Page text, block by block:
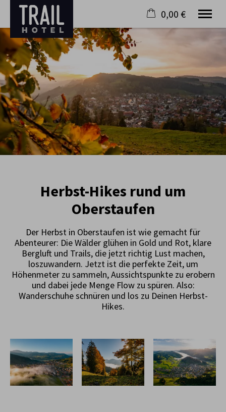
21. bis 28. August
2 Erwachsene
Hotel
Oberstaufen
Kontakt
Gutschein
Blog
0 83 86 / 70 73 010
0,00 €
Warenkorb ist leer
Herbst-Hikes rund um
Oberstaufen
Der Herbst in Oberstaufen ist wie gemacht für
Abenteurer: Die Wälder glühen in Gold und Rot, klare
Bergluft und Trails, die jetzt richtig Lust machen,
loszuwandern. Jetzt ist die perfekte Zeit, um
Höhenmeter zu sammeln, Aussichtspunkte zu erobern
und dabei jede Menge Flow zu spüren. Also:
Wanderschuhe schnüren und los zu Deinen Herbst-
Hikes.